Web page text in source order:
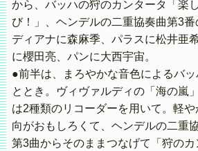
から、バッハの狩のカンタータ「楽
び！」、ヘンデルの二重協奏曲第3
ディアナに森麻季、パラスに松井亜
に櫻田亮、パンに大西宇宙。
●前半は、まろやかな音色によるバ
ととき。ヴィヴァルディの「海の嵐
は2種類のリコーダーを用いて。軽
向がおもしろくて、ヘンデルの二重
第3曲からそのままつなげて「狩の